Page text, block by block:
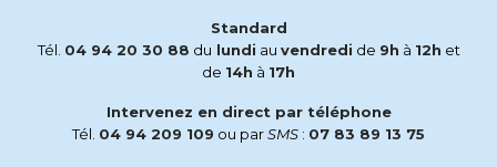
Standard
Tél. 04 94 20 30 88 du lundi au vendredi de 9h à 12h et
de 14h à 17h
Intervenez en direct par téléphone
Tél. 04 94 209 109 ou parSMS : 07 83 89 13 75